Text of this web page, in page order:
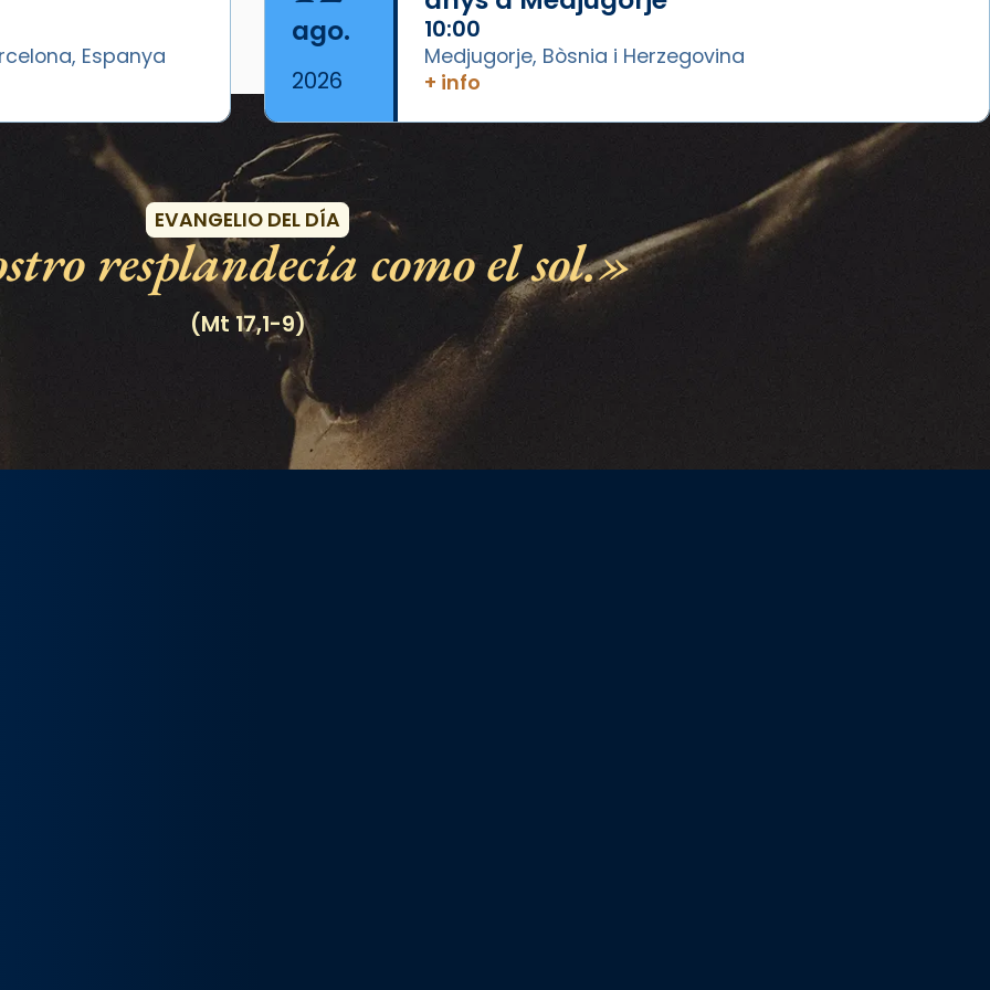
Espanya
ago.
2026
10:00
Medjugorje, Bòsnia i Herzegovina
+ info
Eventos
EVANGELIO DEL DÍA
resplandecía como el sol.
(Mt 17,1-9)